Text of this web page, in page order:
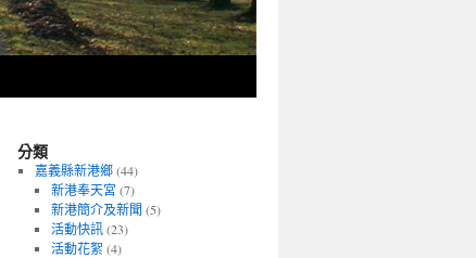
分類
嘉義縣新港鄉(44)
新港奉天宮 (7)
新港簡介及新聞 (5)
活動快訊(23)
活動花絮 (4)